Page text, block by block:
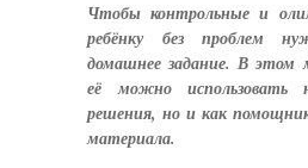
Чтобы контрольные и
ребёнку без проблем
домашнее задание. В этом
её можно использовать
решения, но и как
материала.